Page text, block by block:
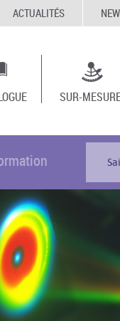
ACTUALITÉS
SUR-